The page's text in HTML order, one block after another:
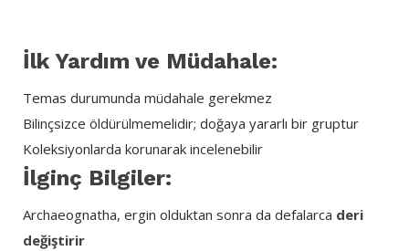
İlk Yardım ve Müdahale:
Temas durumunda müdahale gerekmez
Bilinçsizce öldürülmemelidir; doğaya yararlı bir gruptur
Koleksiyonlarda korunarak incelenebilir
İlginç Bilgiler:
Archaeognatha, ergin olduktan sonra da defalarca deri
değiştirir